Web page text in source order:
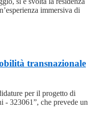
immersiva di
transnazionale
per il progetto di
- 323061”, che prevede un